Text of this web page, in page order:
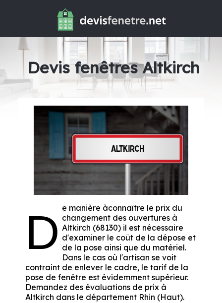
Devis fenêtres Altkirch
D e manière àconnaître le prix du
changement des ouvertures à
Altkirch (68130) il est nécessaire
d'examiner le coût de la dépose et
de la pose ainsi que du matériel.
Dans le cas où l'artisan se voit
contraint de enlever le cadre, le tarif de la
pose de fenêtre est évidemment supérieur.
Demandez des évaluations de prix à
Altkirch dans le département Rhin (Haut).